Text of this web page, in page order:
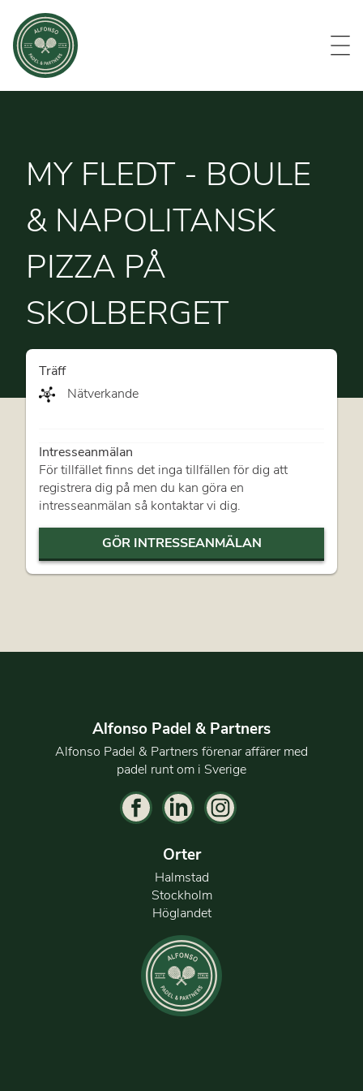
Evenemang
MY FLEDT - BOULE
& NAPOLITANSK
PIZZA PÅ
SKOLBERGET
Träff
Nätverkande
Intresseanmälan
För tillfället finns det inga tillfällen för dig att
registrera dig på men du kan göra en
intresseanmälan så kontaktar vi dig.
GÖR INTRESSEANMÄLAN
Alfonso Padel & Partners
Alfonso Padel & Partners förenar affärer med
padel runt om i Sverige
Orter
Halmstad
Stockholm
Höglandet